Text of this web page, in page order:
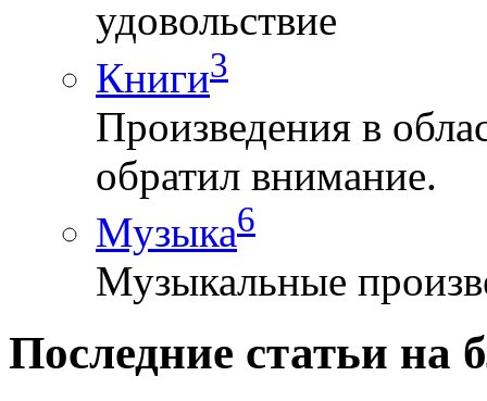
удовольствие
Книги3
Произведения в
обратил внимание.
Музыка6
Музыкальные
Последние статьи на